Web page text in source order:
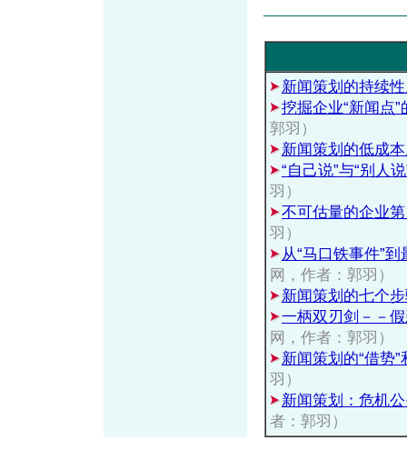
新闻策划的持续
挖掘企业“新闻点
郭羽）
新闻策划的低成
“自己说”与“别人
羽）
不可估量的企业
羽）
从“马口铁事件”
网，作者：郭羽）
新闻策划的七个
一柄双刃剑－－
网，作者：郭羽）
新闻策划的“借势”
羽）
新闻策划：危机
者：郭羽）